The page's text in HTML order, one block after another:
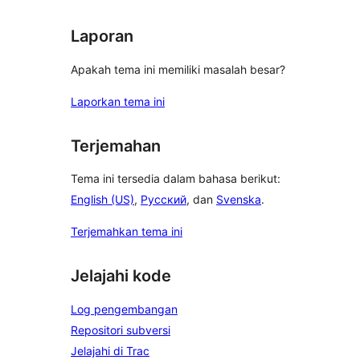
Laporan
Apakah tema ini memiliki masalah besar?
Laporkan tema ini
Terjemahan
Tema ini tersedia dalam bahasa berikut:
English (US), Русский, dan Svenska.
Terjemahkan tema ini
Jelajahi kode
Log pengembangan
Repositori subversi
Jelajahi di Trac